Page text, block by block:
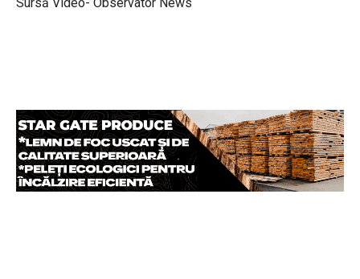
Sursă Video- Observator News